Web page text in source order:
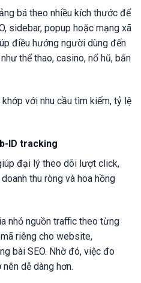
bá theo nhiều kích thước để
sidebar, popup hoặc mạng xã
điều hướng người dùng đến
thể thao, casino, nổ hũ, bắn
với nhu cầu tìm kiếm, tỷ lệ
ID tracking
đại lý theo dõi lượt click,
thu ròng và hoa hồng
nhỏ nguồn traffic theo từng
riêng cho website,
bài SEO. Nhờ đó, việc đo
dễ dàng hơn.